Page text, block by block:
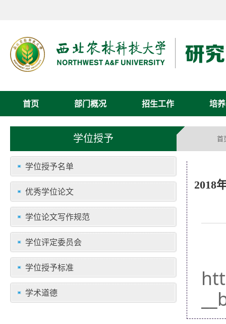
首页 部门概况 招生工作 培
学位授予 首
学位授予名单
优秀学位论文
学位论文写作规范
学位评定委员会
学位授予标准
学术道德
2018